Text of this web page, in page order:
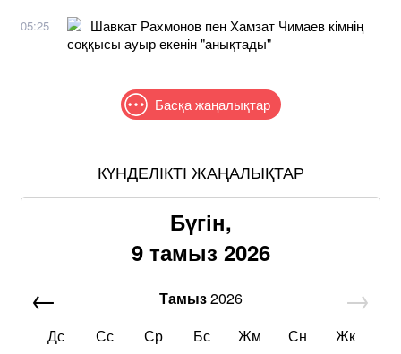
05:25
Шавкат Рахмонов пен Хамзат Чимаев кімнің
соққысы ауыр екенін "анықтады"
Басқа жаңалықтар
КҮНДЕЛІКТІ ЖАҢАЛЫҚТАР
Бүгін,
9 тамыз 2026
Тамыз2026
Дс
Сс Ср Бс Жм Сн Жк